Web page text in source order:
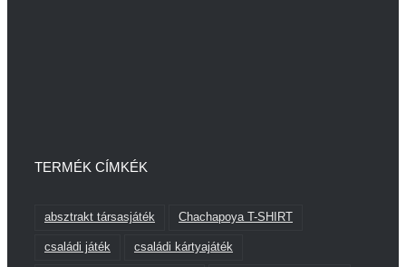
TERMÉK CÍMKÉK
absztrakt társasjáték Chachapoya T-SHIRT
családi játék családi kártyajáték